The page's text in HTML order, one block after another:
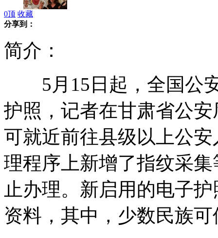
美国开设狗狗电视频道为宠物解闷
反资示威者冲入奥巴马竞选总部大楼
基辛格坐轮椅过安检被要求站起搜身
0顶 收藏
分享到：
简介：
5月15日起，全国公安
护照，记者在甘肃省公
可就近前往县级以上公
理程序上新增了指纹采
止办理。新启用的电子
资料，其中，少数民族